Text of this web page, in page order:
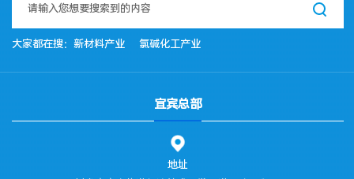
大家都在搜： 新材料产业 氯碱化工产业
宜宾总部
地址